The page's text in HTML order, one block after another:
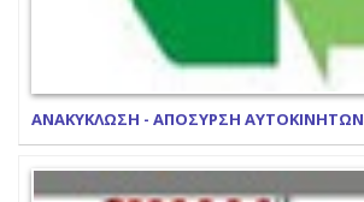
ΑΝΑΚΥΚΛΩΣΗ - ΑΠΟΣΥΡΣΗ ΑΥΤΟΚΙΝΗΤΩΝ